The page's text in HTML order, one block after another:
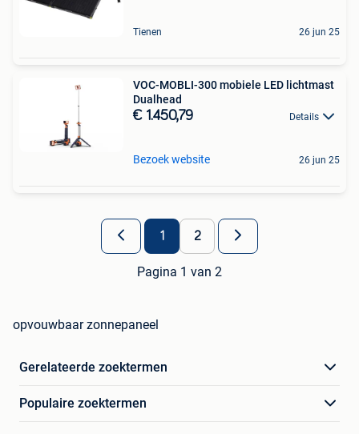
Tienen 26 jun 25
VOC-MOBLI-300 mobiele LED lichtmast
Dualhead
€ 1.450,79 Details
Bezoek website 26 jun 25
1 2
Pagina 1 van 2
opvouwbaar zonnepaneel
Gerelateerde zoektermen
Populaire zoektermen